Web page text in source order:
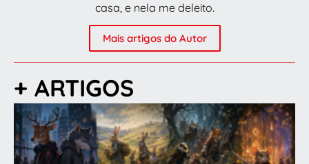
casa, e nela me deleito.
Mais artigos do Autor
+ ARTIGOS